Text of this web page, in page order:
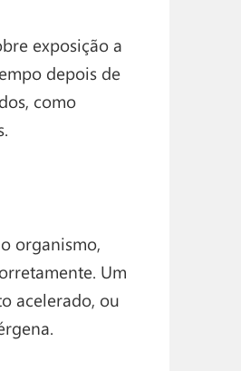
exposição a
depois de
como
organismo,
Um
acelerado, ou